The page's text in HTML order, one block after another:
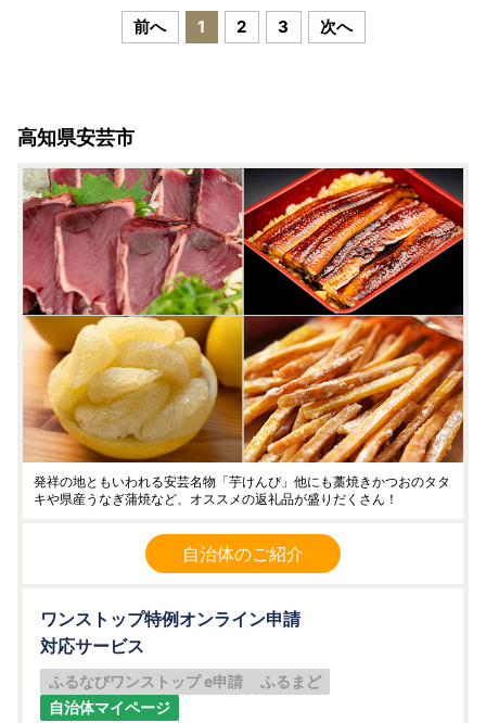
前へ 1 2 3 次へ
高知県安芸市
発祥の地ともいわれる安芸名物「芋けんぴ」他にも藁焼きかつおのタタ
キや県産うなぎ蒲焼など、オススメの返礼品が盛りだくさん！
自治体のご紹介
ワンストップ特例オンライン申請
対応サービス
ふるなびワンストップ e申請
ふるまど
自治体マイページ